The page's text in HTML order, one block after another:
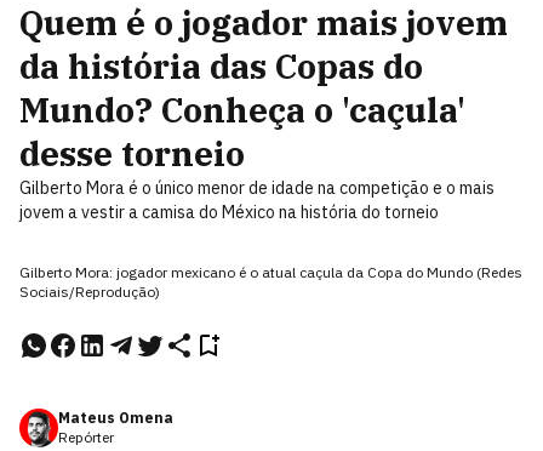
Quem é o jogador mais jovem
da história das Copas do
Mundo? Conheça o 'caçula'
desse torneio
Gilberto Mora é o único menor de idade na competição e o mais
jovem a vestir a camisa do México na história do torneio
Gilberto Mora: jogador mexicano é o atual caçula da Copa do Mundo (Redes
Sociais/Reprodução)
Mateus Omena
Repórter